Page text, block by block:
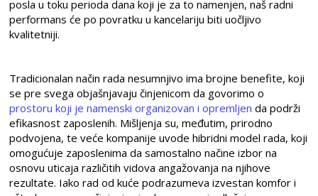
posla u toku perioda dana koji je za to namenjen, naš radni
performans će po povratku u kancelariju biti uočljivo
kvalitetniji.
Tradicionalan način rada nesumnjivo ima brojne benefite, koji
se pre svega objašnjavaju činjenicom da govorimo o
prostoru koji je namenski organizovan i opremljen da podrži
efikasnost zaposlenih. Mišljenja su, međutim, prirodno
podvojena, te veće kompanije uvode hibridni model rada, koji
omogućuje zaposlenima da samostalno načine izbor na
osnovu uticaja različitih vidova angažovanja na njihove
rezultate. Iako rad od kuće podrazumeva izvestan komfor i